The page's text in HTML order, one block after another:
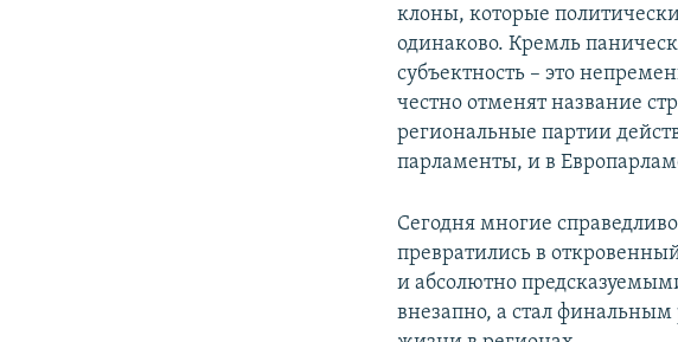
клоны, которые
одинаково. Кремль
субъектность – это
честно отменят название
региональные партии
парламенты, и в
Сегодня многие
превратились в
и абсолютно
внезапно, а стал финальным